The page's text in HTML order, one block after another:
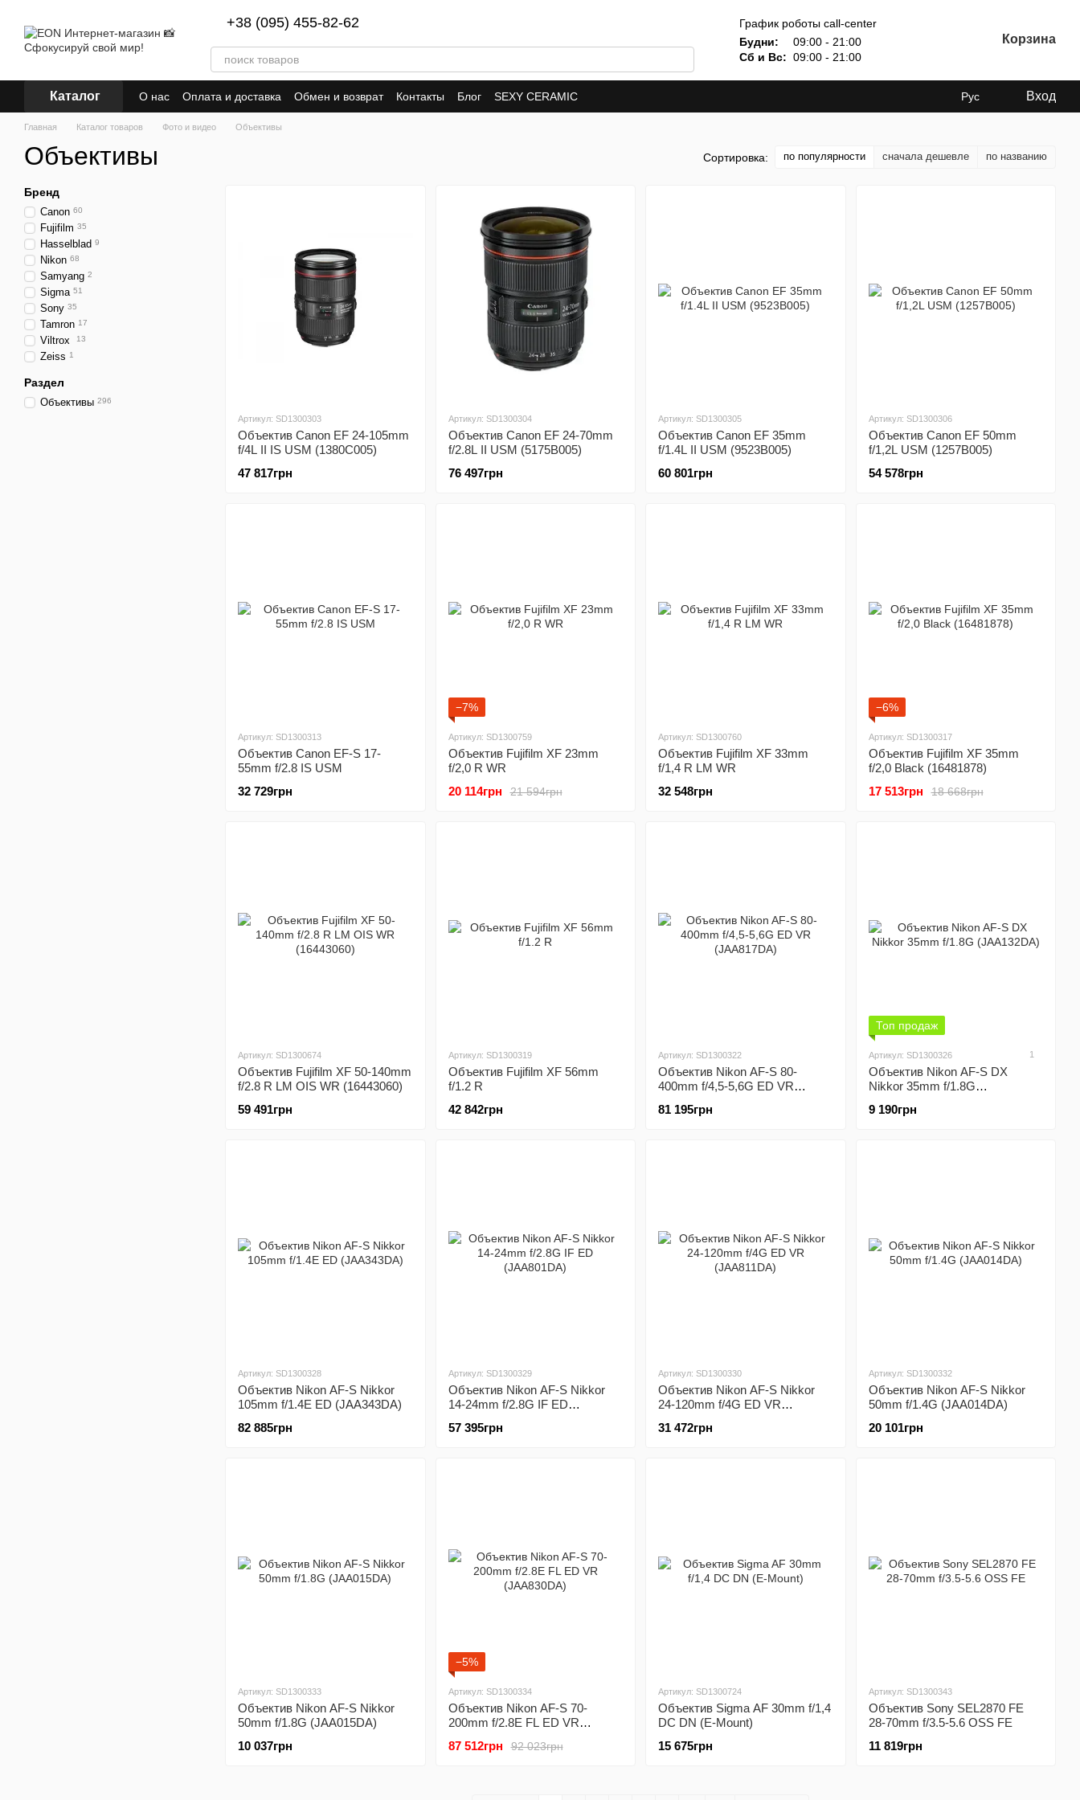
+38 (095) 455-82-62
График роботы call-center
Будни:
09:00 - 21:00
Сб и Вс: 09:00 - 21:00
Корзина
Каталог О нас Оплата и доставка Обмен и возврат Контакты Блог SEXY CERAMIC Рус Вход
Главная Каталог товаров Фото и видео Объективы
Объективы Сортировка: по популярности сначала дешевле по названию
Артикул: SD1300303
Объектив Canon EF 24-105mm
f/4L II IS USM (1380C005)
47 817грн
Артикул: SD1300304
Объектив Canon EF 24-70mm
f/2.8L II USM (5175B005)
76 497грн
Артикул: SD1300305
Объектив Canon EF 35mm
f/1.4L II USM (9523B005)
60 801грн
Артикул: SD1300306
Объектив Canon EF 50mm
f/1,2L USM (1257B005)
54 578грн
Артикул: SD1300313
Объектив Canon EF-S 17-
55mm f/2.8 IS USM
32 729грн
−7%
Артикул: SD1300759
Объектив Fujifilm XF 23mm
f/2,0 R WR
21 594грн
20 114грн
Артикул: SD1300760
Объектив Fujifilm XF 33mm
f/1,4 R LM WR
32 548грн
−6%
Артикул: SD1300317
Объектив Fujifilm XF 35mm
f/2,0 Black (16481878)
18 668грн
17 513грн
Артикул: SD1300674
Объектив Fujifilm XF 50-140mm
f/2.8 R LM OIS WR (16443060)
59 491грн
Артикул: SD1300319
Объектив Fujifilm XF 56mm
f/1.2 R
42 842грн
Артикул: SD1300322
Объектив Nikon AF-S 80-
400mm f/4,5-5,6G ED VR
81 195грн
Топ продаж
Артикул: SD1300326 1
Объектив Nikon AF-S DX
Nikkor 35mm f/1.8G
9 190грн
Артикул: SD1300328
Объектив Nikon AF-S Nikkor
105mm f/1.4E ED (JAA343DA)
82 885грн
Артикул: SD1300329
Объектив Nikon AF-S Nikkor
14-24mm f/2.8G IF ED
57 395грн
Артикул: SD1300330
Объектив Nikon AF-S Nikkor
24-120mm f/4G ED VR
31 472грн
Артикул: SD1300332
Объектив Nikon AF-S Nikkor
50mm f/1.4G (JAA014DA)
20 101грн
Артикул: SD1300333
Объектив Nikon AF-S Nikkor
50mm f/1.8G (JAA015DA)
10 037грн
−5%
Артикул: SD1300334
Объектив Nikon AF-S 70-
200mm f/2.8E FL ED VR
92 023грн
87 512грн
Артикул: SD1300724
Объектив Sigma AF 30mm f/1,4
DC DN (E-Mount)
15 675грн
Артикул: SD1300343
Объектив Sony SEL2870 FE
28-70mm f/3.5-5.6 OSS FE
11 819грн
Бренд
Canon 60
Fujifilm 35
Hasselblad 9
Nikon 68
Samyang 2
Sigma 51
Sony 35
Tamron 17
Viltrox 13
Zeiss 1
Раздел
Объективы 296